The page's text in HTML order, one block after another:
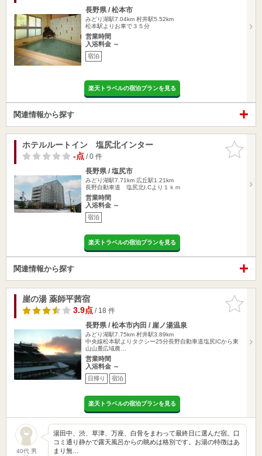
長野県 / 松本市
みどり湖駅7.04km 村井駅5.52km
松本駅よりお車で３５分
営業時間
入浴料金 ～
宿泊
楽天トラベルの宿泊プランを見る
関連情報から探す
お気に入
りに追加
ホテルルートイン 塩尻北インター
-点/ 0 件
長野県 / 塩尻市
みどり湖駅7.71km 広丘駅1.21km
長野自動車道 塩尻北I.Cより１ｋｍ
営業時間
入浴料金 ～
宿泊
楽天トラベルの宿泊プランを見る
関連情報から探す
お気に入
りに追加
崖の湯 薬師平茜宿
3.9点/ 18 件
長野県 / 松本市内田 / 崖ノ湯温泉
みどり湖駅7.75km 村井駅3.89km
中央線松本駅よりタクシー25分長野自動車道塩尻ICから東
山山麓広域農…
営業時間
入浴料金 ～
日帰り 宿泊
楽天トラベルの宿泊プランを見る
40代 男
湯田中、渋、草津、万座、白骨をまわって最終日に選んだ宿。口
コミ通り静かで露天風呂からの眺めは格別です。お湯の特徴はあ
まり無…